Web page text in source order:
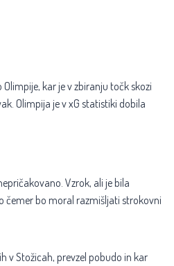
kar je v zbiranju točk skozi
Olimpija je v xG statistiki dobila
Vzrok, ali je bila
čemer bo moral razmišljati strokovni
v Stožicah, prevzel pobudo in kar